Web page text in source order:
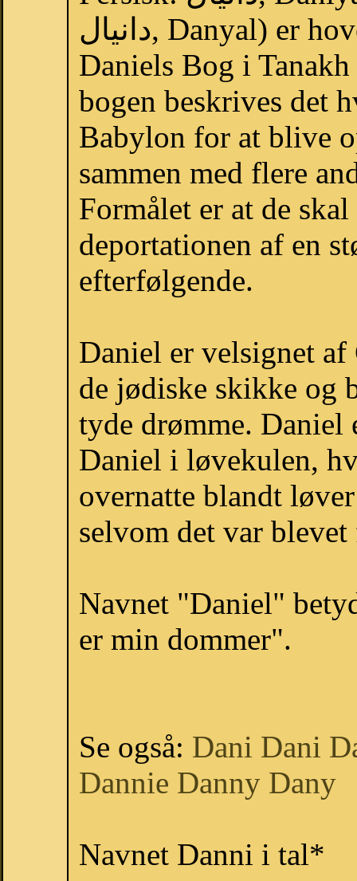
دانيال, Danyal) er hovedpersonen og forfatteren af
Daniels Bog i
bogen beskrives det
Babylon for at blive
sammen med flere
Formålet er at de
deportationen af en
efterfølgende.
Daniel er velsignet
de jødiske skikke og
tyde drømme.
Daniel i løvekulen,
overnatte blandt
selvom det var
Navnet "Daniel"
er min dommer".
Se også: Dani Dani
Dannie Danny Dany
Navnet Danni i tal*